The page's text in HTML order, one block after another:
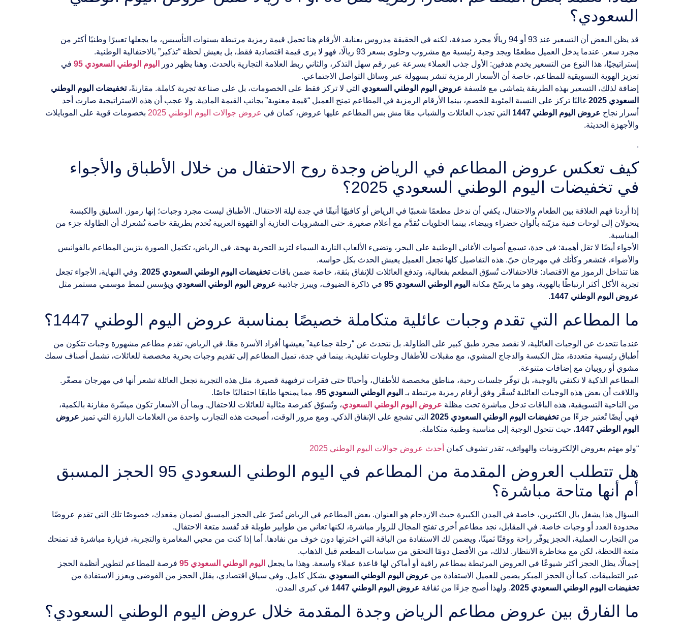
السعودي؟
قد يظن البعض أن التسعير عند 93 أو 94 ريالًا مجرد صدفة، لكنه في الحقيقة مدروس بعناية. الأرقام هنا تحمل قيمة رمزية مرتبطة بسنوات التأسيس، ما يجعلها تعبيرًا وطنيًا أكثر من
مجرد سعر. عندما يدخل العميل مطعمًا ويجد وجبة رئيسية مع مشروب وحلوى بسعر 93 ريالًا، فهو لا يرى قيمة اقتصادية فقط، بل يعيش لحظة “تذكير” بالاحتفالية الوطنية.
إستراتيجيًا، هذا النوع من التسعير يخدم هدفين: الأول جذب العملاء بسرعة عبر رقم سهل التذكر، والثاني ربط العلامة التجارية بالحدث. وهنا يظهر دور
اليوم الوطني السعودي 95
في
تعزيز الهوية التسويقية للمطاعم، خاصة أن الأسعار الرمزية تنشر بسهولة عبر وسائل التواصل الاجتماعي.
إضافة لذلك، التسعير بهذه الطريقة يتماشى مع فلسفة عروض اليوم الوطني السعودي التي لا تركز فقط على الخصومات، بل على صناعة تجربة كاملة. مقارنةً،تخفيضات اليوم الوطني
السعودي 2025
غالبًا تركز على النسبة المئوية للخصم، بينما الأرقام الرمزية في المطاعم تمنح العميل “قيمة معنوية” بجانب القيمة المادية. ولا عجب أن هذه الاستراتيجية صارت أحد
أسرار نجاح عروض اليوم الوطني 1447 التي تجذب العائلات والشباب معًا مش بس المطاعم عليها عروض، كمان في عروض جوالات اليوم الوطني 2025
بخصومات قوية على الموبايلات
والأجهزة الحديثة.
.
كيف تعكس عروض المطاعم في الرياض وجدة روح الاحتفال من خلال الأطباق والأجواء
في تخفيضات اليوم الوطني السعودي 2025؟
إذا أردنا فهم العلاقة بين الطعام والاحتفال، يكفي أن ندخل مطعمًا شعبيًا في الرياض أو كافيهًا أنيقًا في جدة ليلة الاحتفال. الأطباق ليست مجرد وجبات؛ إنها رموز. السليق والكبسة
يتحولان إلى لوحات فنية مزيّنة بألوان خضراء وبيضاء، بينما الحلويات تُقدَّم مع أعلام صغيرة. حتى المشروبات الغازية أو القهوة العربية تُخدم بطريقة خاصة تُشعرك أن الطاولة جزء من
المناسبة.
الأجواء أيضًا لا تقل أهمية: في جدة، تسمع أصوات الأغاني الوطنية على البحر، وتضيء الألعاب النارية السماء لتزيد التجربة بهجة. في الرياض، تكتمل الصورة بتزيين المطاعم بالفوانيس
والأضواء، فتشعر وكأنك في مهرجان حيّ. هذه التفاصيل كلها تجعل العميل يعيش الحدث بكل حواسه.
هنا تتداخل الرموز مع الاقتصاد: فالاحتفالات تُسوّق المطعم بفعالية، وتدفع العائلات للإنفاق بثقة، خاصة ضمن باقاتتخفيضات اليوم الوطني السعودي 2025
. وفي النهاية، الأجواء تجعل
تجربة الأكل أكثر ارتباطًا بالهوية، وهو ما يرسّخ مكانة اليوم الوطني السعودي 95 في ذاكرة الضيوف، ويبرز جاذبية عروض اليوم الوطني السعودي ويؤسس لنمط موسمي مستمر مثل
عروض اليوم الوطني 1447
.
ما المطاعم التي تقدم وجبات عائلية متكاملة خصيصًا بمناسبة عروض اليوم الوطني 1447؟
عندما نتحدث عن الوجبات العائلية، لا نقصد مجرد طبق كبير على الطاولة. بل نتحدث عن “رحلة جماعية” يعيشها أفراد الأسرة معًا. في الرياض، تقدم مطاعم مشهورة وجبات تتكون من
أطباق رئيسية متعددة، مثل الكبسة والدجاج المشوي، مع مقبلات للأطفال وحلويات تقليدية. بينما في جدة، تميل المطاعم إلى تقديم وجبات بحرية مخصصة للعائلات، تشمل أصناف سمك
مشوي أو روبيان مع إضافات متنوعة.
المطاعم الذكية لا تكتفي بالوجبة، بل توفّر جلسات رحبة، مناطق مخصصة للأطفال، وأحيانًا حتى فقرات ترفيهية قصيرة. مثل هذه التجربة تجعل العائلة تشعر أنها في مهرجان مصغّر.
واللافت أن بعض هذه الوجبات العائلية تُسعَّر وفق أرقام رمزية مرتبطة بـ اليوم الوطني السعودي 95
، مما يمنحها طابعًا احتفاليًا خاصًا.
من الناحية التسويقية، هذه الباقات تدخل مباشرة تحت مظلة عروض اليوم الوطني السعودي، وتُسوّق كفرصة مثالية للعائلات للاحتفال. وبما أن الأسعار تكون ميسّرة مقارنة بالكمية،
فهي أيضًا تُعتبر جزءًا منتخفيضات اليوم الوطني السعودي 2025 التي تشجع على الإنفاق الذكي. ومع مرور الوقت، أصبحت هذه التجارب واحدة من العلامات البارزة التي تميز عروض
اليوم الوطني 1447
، حيث تتحول الوجبة إلى مناسبة وطنية متكاملة.
“ولو مهتم بعروض الإلكترونيات والهواتف، تقدر تشوف كمان أحدث عروض جوالات اليوم الوطني 2025
هل تتطلب العروض المقدمة من المطاعم في اليوم الوطني السعودي 95 الحجز المسبق
أم أنها متاحة مباشرة؟
السؤال هذا يشغل بال الكثيرين، خاصة في المدن الكبيرة حيث الازدحام هو العنوان. بعض المطاعم في الرياض تُصرّ على الحجز المسبق لضمان مقعدك، خصوصًا تلك التي تقدم عروضًا
محدودة العدد أو وجبات خاصة. في المقابل، نجد مطاعم أخرى تفتح المجال للزوار مباشرة، لكنها تعاني من طوابير طويلة قد تُفسد متعة الاحتفال.
من التجارب العملية، الحجز يوفّر راحة ووقتًا ثمينًا، ويضمن لك الاستفادة من الباقة التي اخترتها دون خوف من نفادها. أما إذا كنت من محبي المغامرة والتجربة، فزيارة مباشرة قد تمنحك
متعة اللحظة، لكن مع مخاطرة الانتظار. لذلك، من الأفضل دومًا التحقق من سياسات المطعم قبل الذهاب.
إجمالًا، يظل الحجز أكثر شيوعًا في العروض المرتبطة بمطاعم راقية أو أماكن لها قاعدة عملاء واسعة. وهذا ما يجعل اليوم الوطني السعودي 95
فرصة للمطاعم لتطوير أنظمة الحجز
عبر التطبيقات. كما أن الحجز المبكر يضمن للعميل الاستفادة من عروض اليوم الوطني السعودي بشكل كامل. وفي سياق اقتصادي، يقلل الحجز من الفوضى ويعزز الاستفادة من
تخفيضات اليوم الوطني السعودي 2025
. ولهذا أصبح جزءًا من ثقافة عروض اليوم الوطني 1447 في كبرى المدن.
ما الفارق بين عروض مطاعم الرياض وجدة المقدمة خلال عروض اليوم الوطني السعودي؟